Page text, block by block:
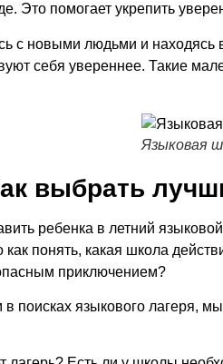
Это помогает укрепить
с новыми людьми и
себя увереннее. Такие
Языковая
выбрать
ребенка в летний
понять, какая школа
приключением?
поисках языкового лагеря,